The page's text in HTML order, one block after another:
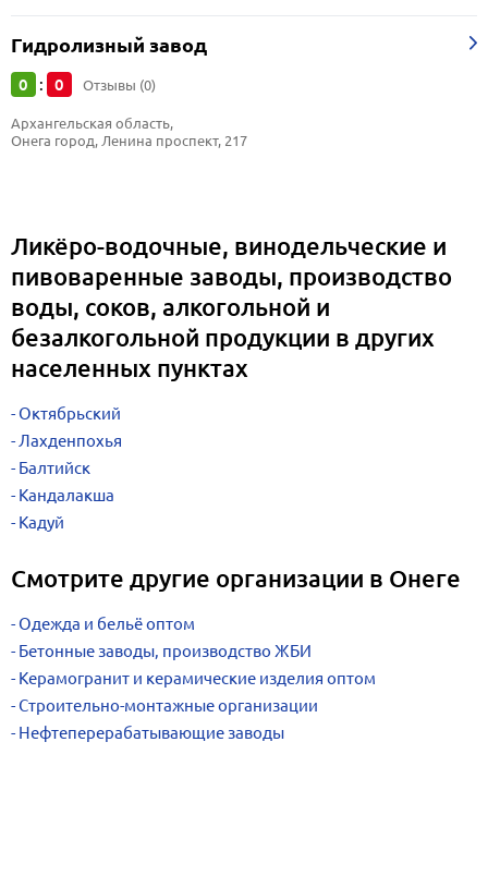
Гидролизный завод
0 : 0 Отзывы (0)
Архангельская область,
Онега город, Ленина проспект, 217
Ликёро-водочные, винодельческие и
пивоваренные заводы, производство
воды, соков, алкогольной и
безалкогольной продукции в других
населенных пунктах
Октябрьский
Лахденпохья
Балтийск
Кандалакша
Кадуй
Смотрите другие организации в Онеге
Одежда и бельё оптом
Бетонные заводы, производство ЖБИ
Керамогранит и керамические изделия оптом
Строительно-монтажные организации
Нефтеперерабатывающие заводы